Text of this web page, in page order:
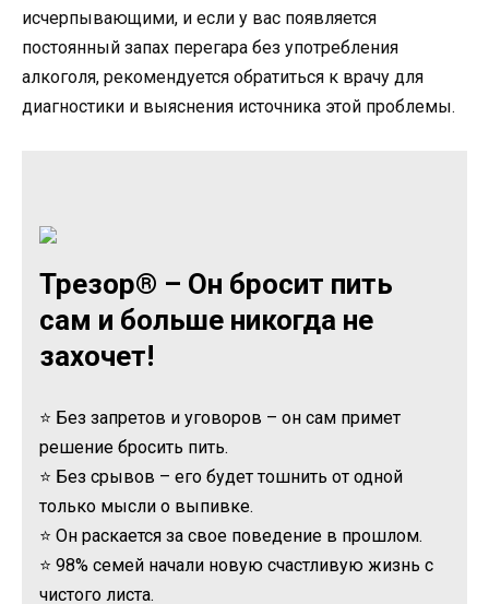
исчерпывающими, и если у вас появляется
постоянный запах перегара без употребления
алкоголя, рекомендуется обратиться к врачу для
диагностики и выяснения источника этой проблемы.
Трезор® – Он бросит пить
сам и больше никогда не
захочет!
⭐ Без запретов и уговоров – он сам примет
решение бросить пить.
⭐ Без срывов – его будет тошнить от одной
только мысли о выпивке.
⭐ Он раскается за свое поведение в прошлом.
⭐ 98% семей начали новую счастливую жизнь с
чистого листа.